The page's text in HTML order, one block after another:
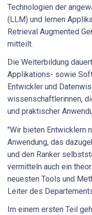
Technologien der
(LLM) und lernen
Retrieval Augmented
mitteilt.
Die Weiterbildung
Applikations- sowie
Entwickler und
wissenschaftlerinnen,
und praktischer
"Wir bieten Entwicklern
Anwendung, das
und den Ranker
vermitteln auch ein
neuesten Tools und
Leiter des
Im einem ersten Teil